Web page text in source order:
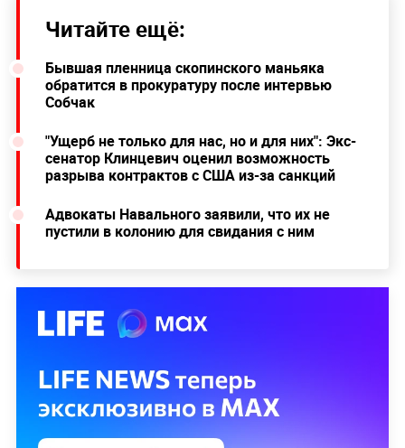
Читайте ещё:
Бывшая пленница скопинского маньяка
обратится в прокуратуру после интервью
Собчак
"Ущерб не только для нас, но и для них": Экс-
сенатор Клинцевич оценил возможность
разрыва контрактов с США из-за санкций
Адвокаты Навального заявили, что их не
пустили в колонию для свидания с ним